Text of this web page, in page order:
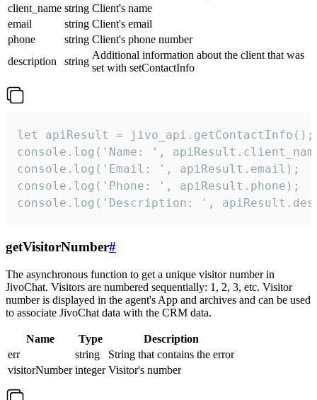
client_name string Client's name
email
string Client's email
phone
string Client's phone number
description
string
Additional information about the client that was
set with setContactInfo
let apiResult = jivo_api.getContactInfo();
console.log('Name: ',
console.log('Email: ', apiResult.email);
console.log('Phone: ', apiResult.phone);
console.log('Description: ',
getVisitorNumber#
The asynchronous function to get a unique visitor number in
JivoChat. Visitors are numbered sequentially: 1, 2, 3, etc. Visitor
number is displayed in the agent's App and archives and can be used
to associate JivoChat data with the CRM data.
Name Type
Description
err
string
String that contains the error
visitorNumber integer Visitor's number